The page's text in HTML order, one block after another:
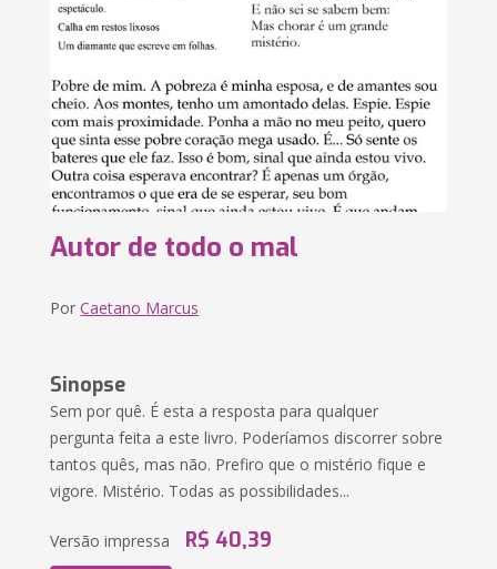
Autor de todo o mal
PorCaetano Marcus
Sinopse
Sem por quê. É esta a resposta para qualquer
pergunta feita a este livro. Poderíamos discorrer sobre
tantos quês, mas não. Prefiro que o mistério fique e
vigore. Mistério. Todas as possibilidades...
Versão impressa R$ 40,39